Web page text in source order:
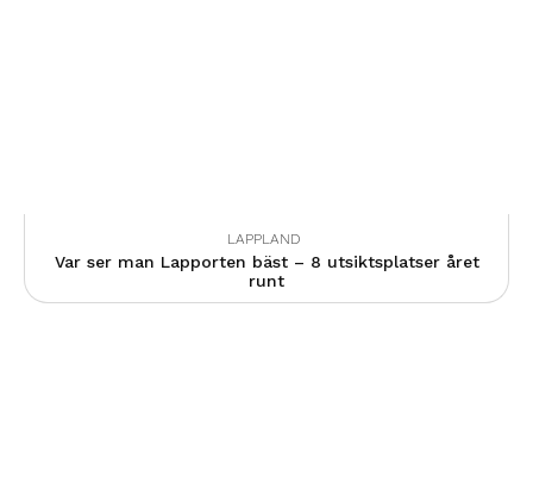
LAPPLAND
Var ser man Lapporten bäst – 8 utsiktsplatser året
runt